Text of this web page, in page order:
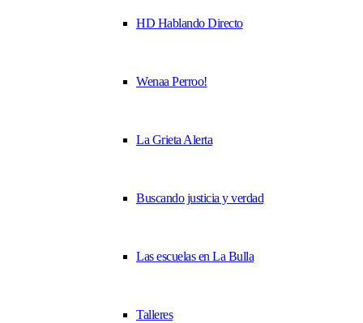
HD Hablando Directo
Wenaa Perroo!
La Grieta Alerta
Buscando justicia y verdad
Las escuelas en La Bulla
Talleres